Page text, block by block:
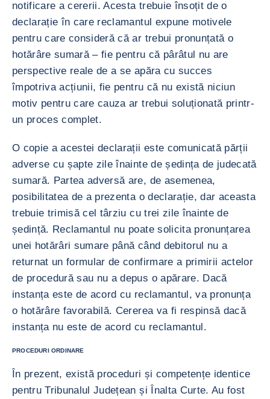
notificare a cererii. Acesta trebuie însoțit de o
declarație în care reclamantul expune motivele
pentru care consideră că ar trebui pronunțată o
hotărâre sumară – fie pentru că pârâtul nu are
perspective reale de a se apăra cu succes
împotriva acțiunii, fie pentru că nu există niciun
motiv pentru care cauza ar trebui soluționată printr-
un proces complet.
O copie a acestei declarații este comunicată părții
adverse cu șapte zile înainte de ședința de judecată
sumară. Partea adversă are, de asemenea,
posibilitatea de a prezenta o declarație, dar aceasta
trebuie trimisă cel târziu cu trei zile înainte de
ședință. Reclamantul nu poate solicita pronunțarea
unei hotărâri sumare până când debitorul nu a
returnat un formular de confirmare a primirii actelor
de procedură sau nu a depus o apărare. Dacă
instanța este de acord cu reclamantul, va pronunța
o hotărâre favorabilă. Cererea va fi respinsă dacă
instanța nu este de acord cu reclamantul.
PROCEDURI ORDINARE
În prezent, există proceduri și competențe identice
pentru Tribunalul Județean și Înalta Curte. Au fost